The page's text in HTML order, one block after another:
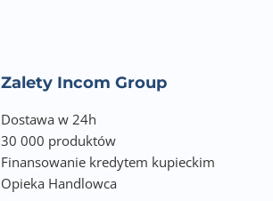
Zalety Incom Group
Dostawa w 24h
30 000 produktów
Finansowanie kredytem kupieckim
Opieka Handlowca